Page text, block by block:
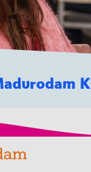
naar de